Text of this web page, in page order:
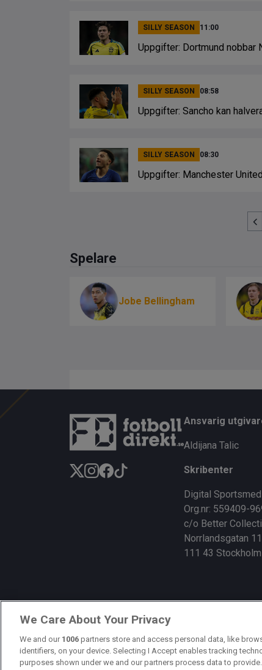
SILLY SEASON 11:00
Uppgifter: Dortmund nobbar
SILLY SEASON 08:58
Uppgifter: Sancho kan
SILLY SEASON 08:30
Uppgifter: Manchester
Spelare
Jobe Bellingham
Ansvarig
Aldijana Talic
Skribenter
Digital
Org.nr: 559409-
c/o Better
Norrlandsgatan 11
111 43 Stockholm
We Care About Your Privacy
We and our 1006 partners store and access personal data, like
identifiers, on your device. Selecting I Accept enables tracking
purposes shown under we and our partners process data to